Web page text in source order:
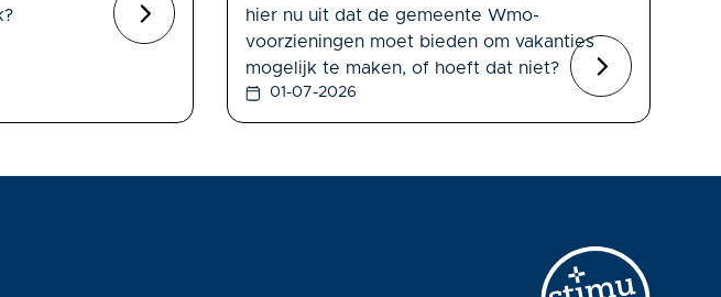
hier nu uit dat de gemeente Wmo-
voorzieningen moet bieden om vakanties
mogelijk te maken, of hoeft dat niet?
01-07-2026